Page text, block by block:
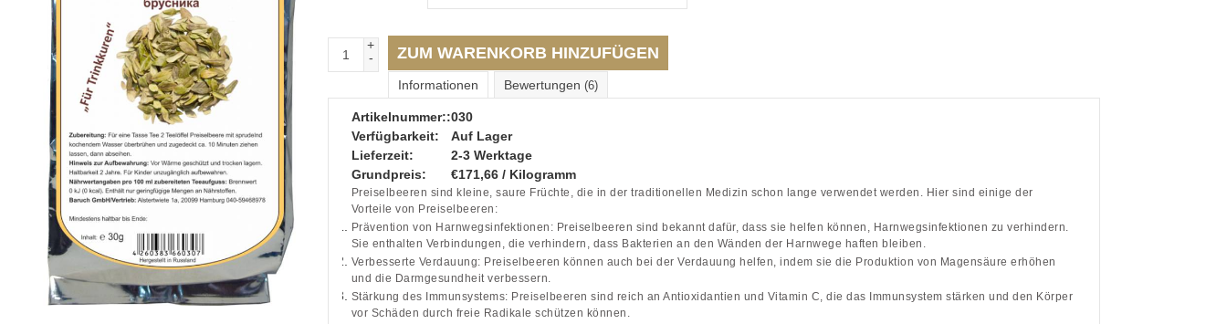
+
-
ZUM WARENKORB HINZUFÜGEN
Informationen Bewertungen (6)
Artikelnummer::030
Verfügbarkeit:
Auf Lager
Lieferzeit:
2-3 Werktage
Grundpreis:
€171,66 / Kilogramm
Preiselbeeren sind kleine, saure Früchte, die in der traditionellen Medizin schon lange verwendet werden. Hier sind einige der
Vorteile von Preiselbeeren:
Prävention von Harnwegsinfektionen: Preiselbeeren sind bekannt dafür, dass sie helfen können, Harnwegsinfektionen zu verhindern.
Sie enthalten Verbindungen, die verhindern, dass Bakterien an den Wänden der Harnwege haften bleiben.
Verbesserte Verdauung: Preiselbeeren können auch bei der Verdauung helfen, indem sie die Produktion von Magensäure erhöhen
und die Darmgesundheit verbessern.
Stärkung des Immunsystems: Preiselbeeren sind reich an Antioxidantien und Vitamin C, die das Immunsystem stärken und den Körper
vor Schäden durch freie Radikale schützen können.